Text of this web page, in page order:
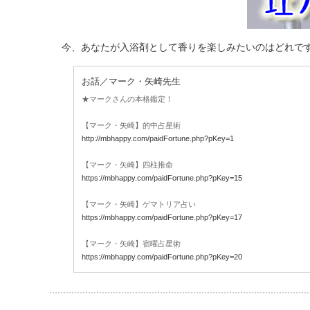
今、あなたが入浴剤として香りを楽しみたいのはどれで
お話／マーク・矢崎先生
★マークさんの本格鑑定！
【マーク・矢崎】的中占星術
http://mbhappy.com/paidFortune.php?pKey=1
【マーク・矢崎】四柱推命
https://mbhappy.com/paidFortune.php?pKey=15
【マーク・矢崎】ゲマトリア占い
https://mbhappy.com/paidFortune.php?pKey=17
【マーク・矢崎】宿曜占星術
https://mbhappy.com/paidFortune.php?pKey=20